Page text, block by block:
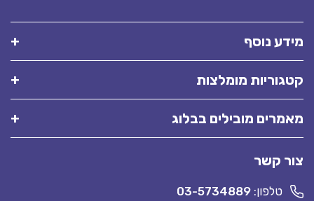
מידע נוסף
קטגוריות מומלצות
מאמרים מובילים בבלוג
צור קשר
טלפון: 03-5734889